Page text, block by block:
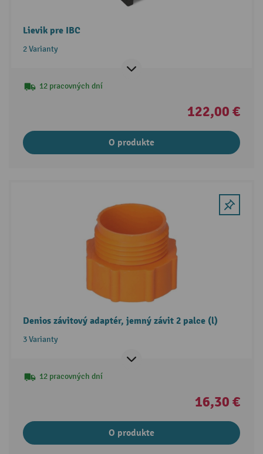
Lievik pre IBC
2 Varianty
12 pracovných dní
122,00 €
O produkte
Denios závitový adaptér, jemný závit 2 palce (l)
3 Varianty
12 pracovných dní
16,30 €
O produkte